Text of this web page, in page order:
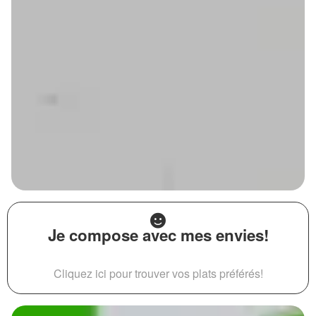
Je compose avec mes envies!
Cliquez ici pour trouver vos plats préférés!